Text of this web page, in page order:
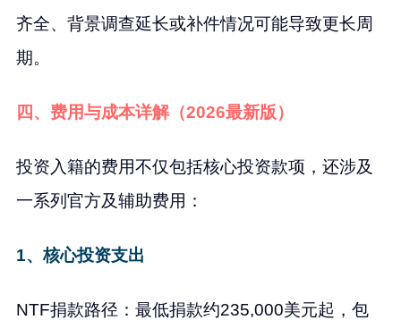
齐全、背景调查延长或补件情况可能导致更长周
期。
四、费用与成本详解（2026最新版）
投资入籍的费用不仅包括核心投资款项，还涉及
一系列官方及辅助费用：
1、核心投资支出
NTF捐款路径：最低捐款约235,000美元起，包